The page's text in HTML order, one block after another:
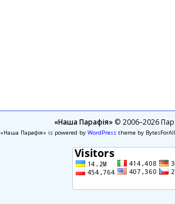
«Наша Парафія»© 2006–2026
«Наша Парафія» is powered by WordPresstheme by